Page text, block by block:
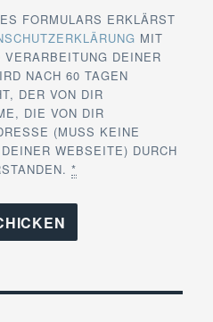
FORMULARS ERKLÄRST
MIT
DEINER
NACH 60 TAGEN
DER VON DIR
DIE VON DIR
(MUSS KEINE
WEBSEITE) DURCH
*